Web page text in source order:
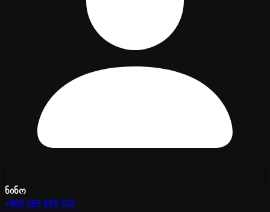
ნინო
+995 585 888 333